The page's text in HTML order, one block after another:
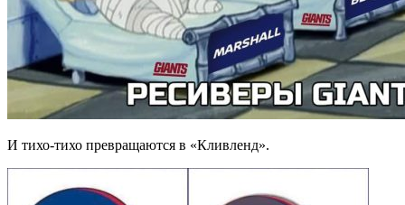
И тихо-тихо превращаются в «Кливленд».